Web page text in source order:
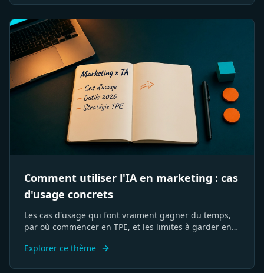
Comment utiliser l'IA en marketing : cas
d'usage concrets
Les cas d'usage qui font vraiment gagner du temps,
par où commencer en TPE, et les limites à garder en
Explorer ce thème